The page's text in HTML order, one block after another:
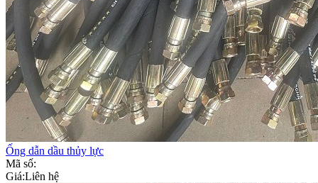
Ống dẫn dầu thủy lực
Mã số:
Giá:Liên hệ